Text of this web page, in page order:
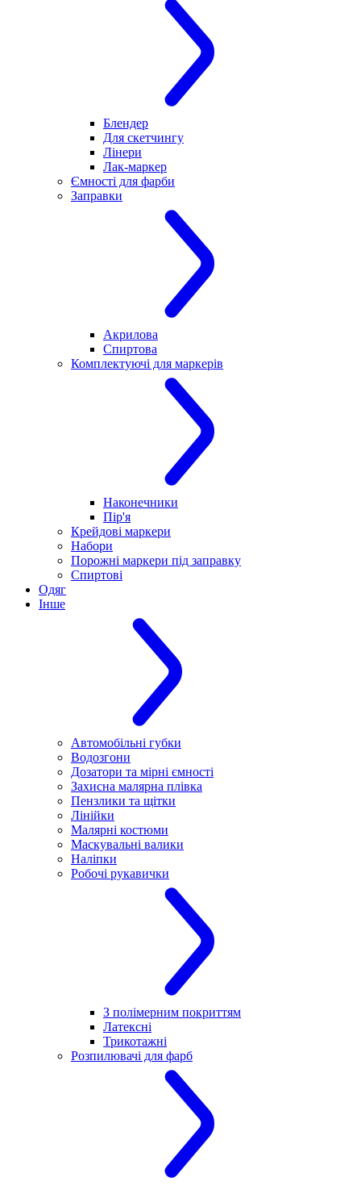
Блендер
Для скетчингу
Лінери
Лак-маркер
Ємності для фарби
Заправки
Акрилова
Спиртова
Комплектуючі для маркерів
Наконечники
Пір'я
Крейдові маркери
Набори
Порожні маркери під заправку
Спиртові
Одяг
Інше
Автомобільні губки
Водозгони
Дозатори та мірні ємності
Захисна малярна плівка
Пензлики та щітки
Лінійки
Малярні костюми
Маскувальні валики
Наліпки
Робочі рукавички
З полімерним покриттям
Латексні
Трикотажні
Розпилювачі для фарб